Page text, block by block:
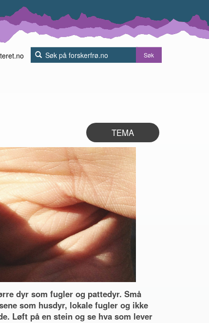
Søk
TEMA
dyr som fugler og pattedyr. Små
som husdyr, lokale fugler og ikke
Løft på en stein og se hva som lever